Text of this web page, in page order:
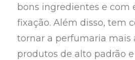
bons ingredientes e com
fixação. Além disso, tem
tornar a perfumaria mais
produtos de alto padrão